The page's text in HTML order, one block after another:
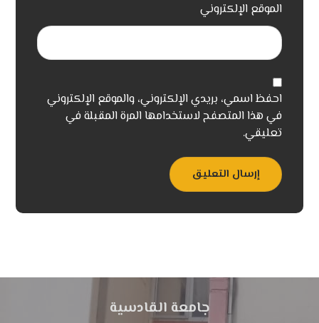
الموقع الإلكتروني
احفظ اسمي، بريدي الإلكتروني، والموقع الإلكتروني
في هذا المتصفح لاستخدامها المرة المقبلة في
تعليقي.
إرسال التعليق
جامعة القادسية